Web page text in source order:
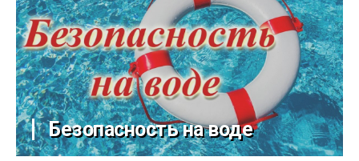
Безопасность на воде